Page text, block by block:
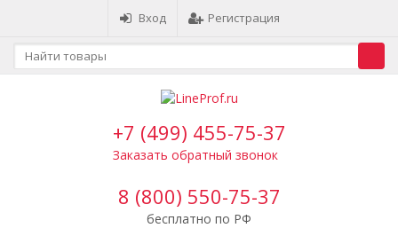
Вход Регистрация
+7 (499) 455-75-37
Заказать обратный звонок
8 (800) 550-75-37
бесплатно по РФ